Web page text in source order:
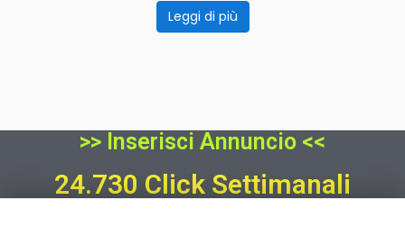
Leggi di più
>> Inserisci Annuncio <<
24.730 Click Settimanali